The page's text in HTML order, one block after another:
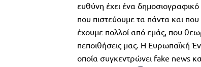
ευθύνη έχει ένα
που πιστεύουμε τα πάντα και
έχουμε πολλοί από εμάς, που
πεποιθήσεις μας. Η Ευρωπαϊκή
οποία συγκεντρώνει fake news